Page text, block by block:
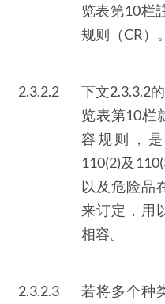
览表第10栏
规则（CR）。
2.3.2.2
下文2.3.3.2
览表第10栏
容规则，
110(2)及
以及危险品
来订定，用
相容。
2.3.2.3
若将多个种